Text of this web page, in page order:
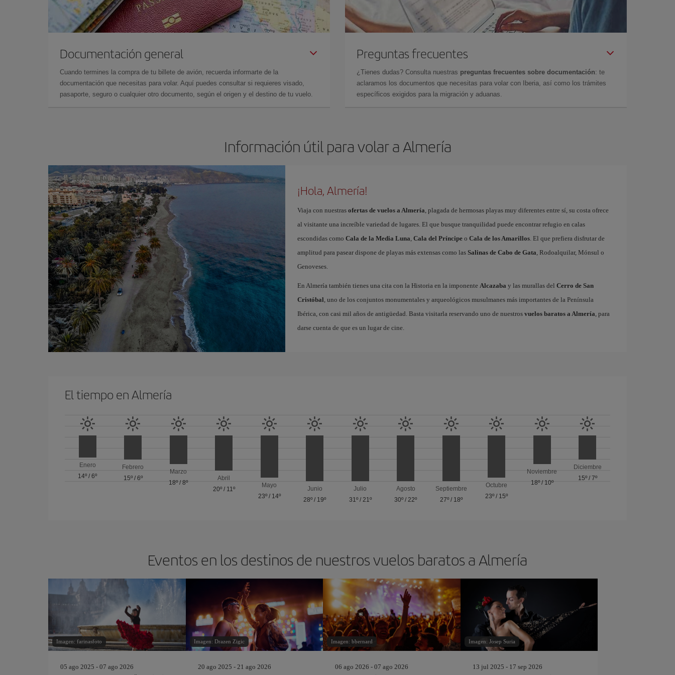
Documentación general
Cuando termines la compra de tu billete de avión, recuerda informarte de la
documentación que necesitas para volar. Aquí puedes consultar si requieres visado,
pasaporte, seguro o cualquier otro documento, según el origen y el destino de tu vuelo.
Preguntas frecuentes
¿Tienes dudas? Consulta nuestras preguntas frecuentes sobre documentación: te
aclaramos los documentos que necesitas para volar con Iberia, así como los trámites
específicos exigidos para la migración y aduanas.
Información útil para volar a Almería
¡Hola, Almería!
Viaja con nuestras ofertas de vuelos a Almería, plagada de hermosas playas muy diferentes entre sí, su costa ofrece
al visitante una increíble variedad de lugares. El que busque tranquilidad puede encontrar refugio en calas
escondidas como Cala de la Media Luna, Cala del Príncipeo Cala de los Amarillos. El que prefiera disfrutar de
amplitud para pasear dispone de playas más extensas como las Salinas de Cabo de Gata, Rodoalquilar, Mónsul o
Genoveses.
En Almería también tienes una cita con la Historia en la imponente Alcazaba y las murallas del Cerro de San
Cristóbal, uno de los conjuntos monumentales y arqueológicos musulmanes más importantes de la Península
Ibérica, con casi mil años de antigüedad. Basta visitarla reservando uno de nuestros vuelos baratos a Almería, para
darse cuenta de que es un lugar de cine.
El tiempo en Almería
Enero
14º /6º
Febrero
15º/ 6º
Marzo
18º/8º
Abril
20º/ 11º
Mayo
23º/ 14º
Junio
28º / 19º
Julio
31º/ 21º
Agosto
30º /22º
Septiembre
27º/ 18º
Octubre
23º / 15º
Noviembre
18º/ 10º
Diciembre
15º/ 7º
Eventos en los destinos de nuestros vuelos baratos a Almería
Imagen: farinasfoto
05 ago 2025 - 07 ago 2026
Imagen: Drazen Zigic
20 ago 2025 - 21 ago 2026
Imagen: bbernard
06 ago 2026 - 07 ago 2026
Imagen: Josep Suria
13 jul 2025 - 17 sep 2026